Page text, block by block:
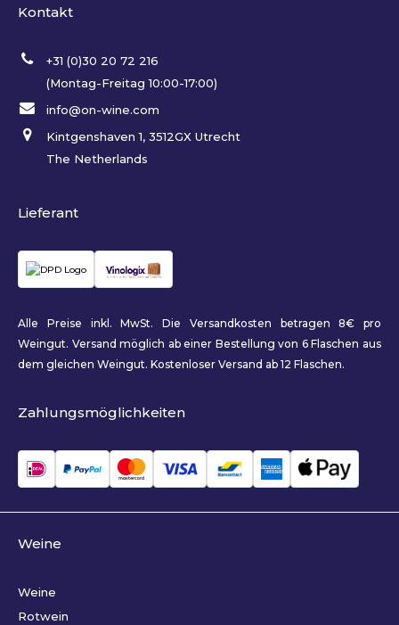
Kontakt
+31 (0)30 20 72 216
(Montag-Freitag 10:00-17:00)
info@on-wine.com
Kintgenshaven 1, 3512GX Utrecht
The Netherlands
Lieferant
Alle Preise inkl. MwSt. Die Versandkosten betragen 8€ pro
Weingut. Versand möglich ab einer Bestellung von 6 Flaschen aus
dem gleichen Weingut. Kostenloser Versand ab 12 Flaschen.
Zahlungsmöglichkeiten
Weine
Weine
Rotwein